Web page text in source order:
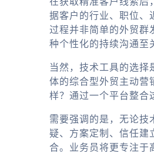
据客户的行业、职位、
过程并非简单的外贸群
种个性化的持续沟通至
当然，技术工具的选择
体的综合型外贸主动营
样？通过一个平台整合
需要强调的是，无论技
疑、方案定制、信任建
合。业务员将更专注于